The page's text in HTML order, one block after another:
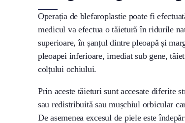
Operația de blefaroplastie poate fi
medicul va efectua o tăietură în ridurile
superioare, în șanțul dintre pleoapă și
pleoapei inferioare, imediat sub gene,
colțului ochiului.
Prin aceste tăieturi sunt accesate diferite
sau redistribuită sau mușchiul orbicular
De asemenea excesul de piele este